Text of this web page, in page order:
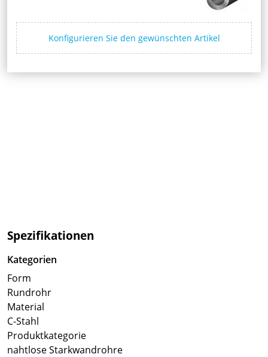
Konfigurieren Sie den gewünschten Artikel
Spezifikationen
Kategorien
Form
Rundrohr
Material
C-Stahl
Produktkategorie
nahtlose Starkwandrohre